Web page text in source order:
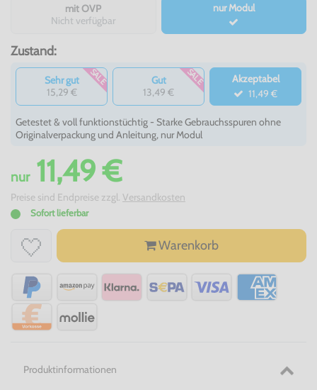
mit OVP
Nicht verfügbar
nur Modul
Zustand:
Sehr gut
15,29 €
SALE
Gut
13,49 €
SALE
Akzeptabel
11,49 €
Getestet & voll funktionstüchtig - Starke Gebrauchsspuren ohne
Originalverpackung und Anleitung, nur Modul
nur11,49 €
Preise sind Endpreise zzgl. Versandkosten
Sofort lieferbar
Warenkorb
Produktinformationen